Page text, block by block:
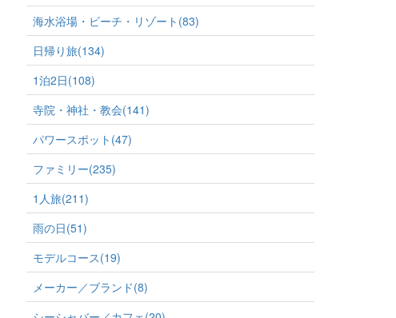
海水浴場・ビーチ・リゾート(83)
日帰り旅(134)
1泊2日(108)
寺院・神社・教会(141)
パワースポット(47)
ファミリー(235)
1人旅(211)
雨の日(51)
モデルコース(19)
メーカー／ブランド(8)